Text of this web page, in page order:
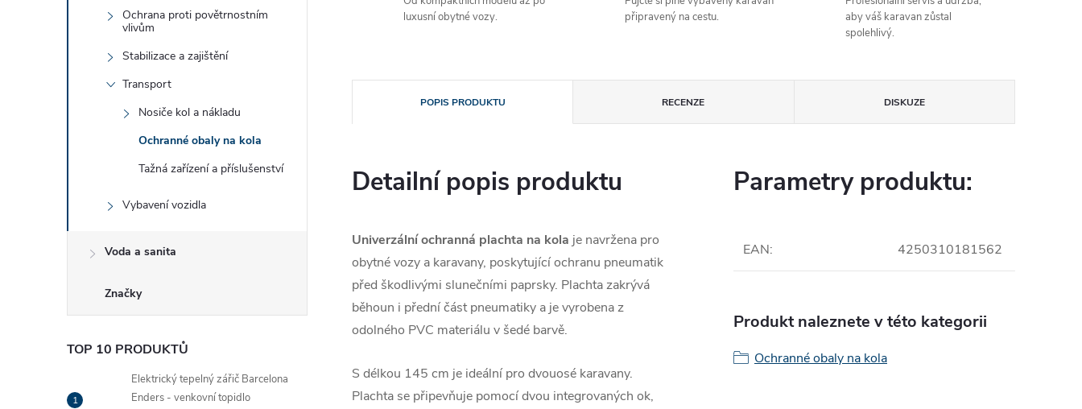
Ochrana proti povětrnostním
vlivům
Stabilizace a zajištění
Transport
Nosiče kol a nákladu
Ochranné obaly na kola
Tažná zařízení a příslušenství
Vybavení vozidla
Voda a sanita
Značky
TOP 10 PRODUKTŮ
Elektrický tepelný zářič Barcelona
Enders - venkovní topidlo
luxusní obytné vozy.
připravený na cestu.
aby váš karavan zůstal
spolehlivý.
POPIS PRODUKTU RECENZE DISKUZE
Detailní popis produktu
Univerzální ochranná plachta na kola je navržena pro
obytné vozy a karavany, poskytující ochranu pneumatik
před škodlivými slunečními paprsky. Plachta zakrývá
běhoun i přední část pneumatiky a je vyrobena z
odolného PVC materiálu v šedé barvě.
S délkou 145 cm je ideální pro dvouosé karavany.
Plachta se připevňuje pomocí dvou integrovaných ok,
Parametry produktu:
EAN: 4250310181562
Produkt naleznete v této kategorii
Ochranné obaly na kola